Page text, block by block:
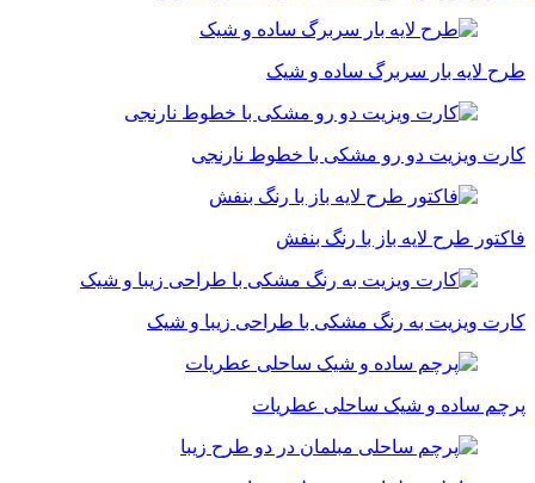
طرح لایه بار سربرگ ساده و شیک
کارت ویزیت دو رو مشکی با خطوط نارنجی
فاکتور طرح لایه باز با رنگ بنفش
کارت ویزیت به رنگ مشکی با طراحی زیبا و شیک
پرچم ساده و شیک ساحلی عطریات